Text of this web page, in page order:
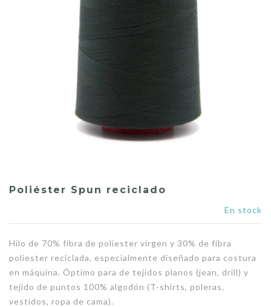
Poliéster Spun reciclado
En stock
Hilo de 70% fibra de poliester virgen y 30% de fibra
poliester reciclada, especialmente diseñado para costura
en máquina. Óptimo para de tejidos planos (jean, drill) y
tejido de puntos 100% algodón (T-shirts, poleras,
vestidos, ropa de cama).